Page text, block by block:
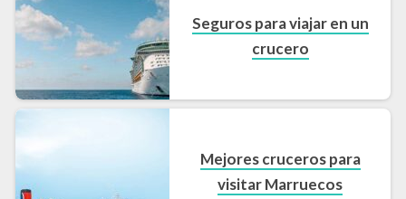
Seguros para viajar en un
crucero
Mejores cruceros para
visitar Marruecos